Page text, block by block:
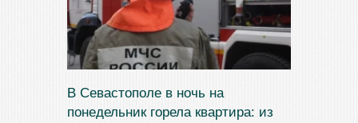
В Севастополе в ночь на
понедельник горела квартира: из